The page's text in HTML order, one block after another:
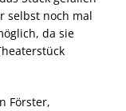
selbst noch mal
da sie
Förster,